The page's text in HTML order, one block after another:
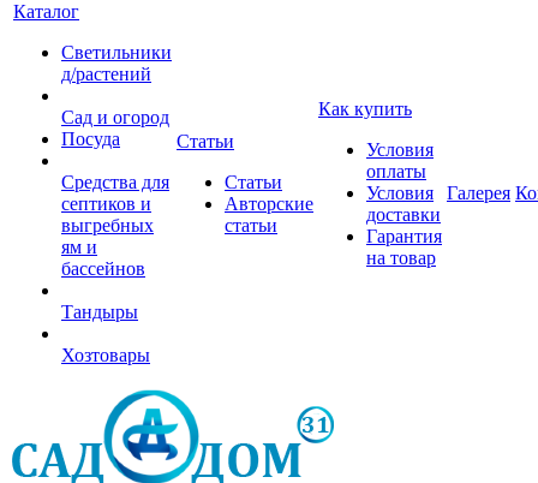
Каталог
Светильники
д/растений
Сад и огород
Посуда
Средства для
септиков и
выгребных
ям и
бассейнов
Тандыры
Хозтовары
Статьи
Статьи
Авторские
статьи
Как купить
Условия
оплаты
Условия
доставки
Гарантия
на товар
Галерея